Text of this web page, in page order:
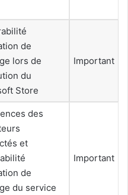
de
lors de
du
Store
Important
des
et
de
du service
Important